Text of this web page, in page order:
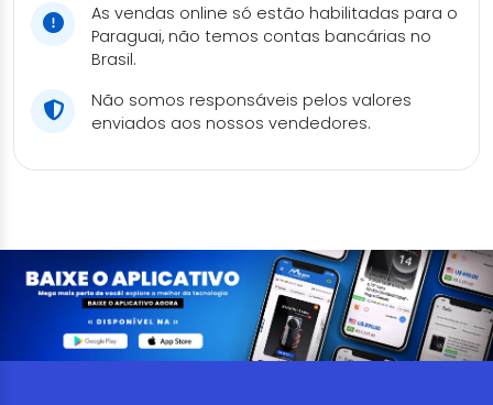
As vendas online só estão habilitadas para o
Paraguai, não temos contas bancárias no
Brasil.
Não somos responsáveis pelos valores
enviados aos nossos vendedores.